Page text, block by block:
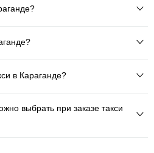
в Караганде?
выбрать при заказе такси